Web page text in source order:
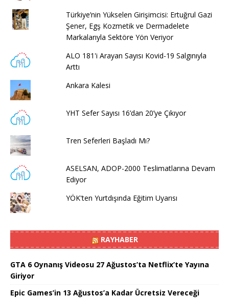
Türkiye’nin Yükselen Girişimcisi: Ertuğrul Gazi
Şener, Egş Kozmetik ve Dermadelete
Markalarıyla Sektöre Yön Veriyor
ALO 181'i Arayan Sayısı Kovid-19 Salgınıyla
Arttı
Ankara Kalesi
YHT Sefer Sayısı 16’dan 20’ye Çıkıyor
Tren Seferleri Başladı Mı?
ASELSAN, ADOP-2000 Teslimatlarına Devam
Ediyor
YÖK'ten Yurtdışında Eğitim Uyarısı
RAYHABER
GTA 6 Oynanış Videosu 27 Ağustos’ta Netflix’te Yayına
Giriyor
Epic Games’in 13 Ağustos’a Kadar Ücretsiz Vereceği